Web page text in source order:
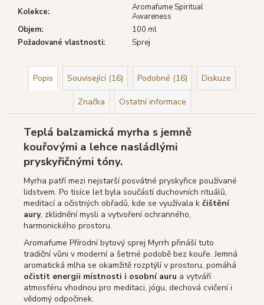
Kolekce:
Aromafume Spiritual
Awareness
Objem:
100 ml
Požadované vlastnosti: Sprej
Popis Související (16) Podobné (16) Diskuze
Značka Ostatní informace
Teplá balzamická myrha s jemně
kouřovými a lehce nasládlými
pryskyřičnými tóny.
Myrha patří mezi nejstarší posvátné pryskyřice používané
lidstvem. Po tisíce let byla součástí duchovních rituálů,
meditací a očistných obřadů, kde se využívala k čištění
aury, zklidnění mysli a vytvoření ochranného,
harmonického prostoru.
Aromafume Přírodní bytový sprej Myrrh přináší tuto
tradiční vůni v moderní a šetrné podobě bez kouře. Jemná
aromatická mlha se okamžitě rozptýlí v prostoru, pomáhá
očistit energii místnosti i osobní auru a vytváří
atmosféru vhodnou pro meditaci, jógu, dechová cvičení i
vědomý odpočinek.
Původně:
Kč